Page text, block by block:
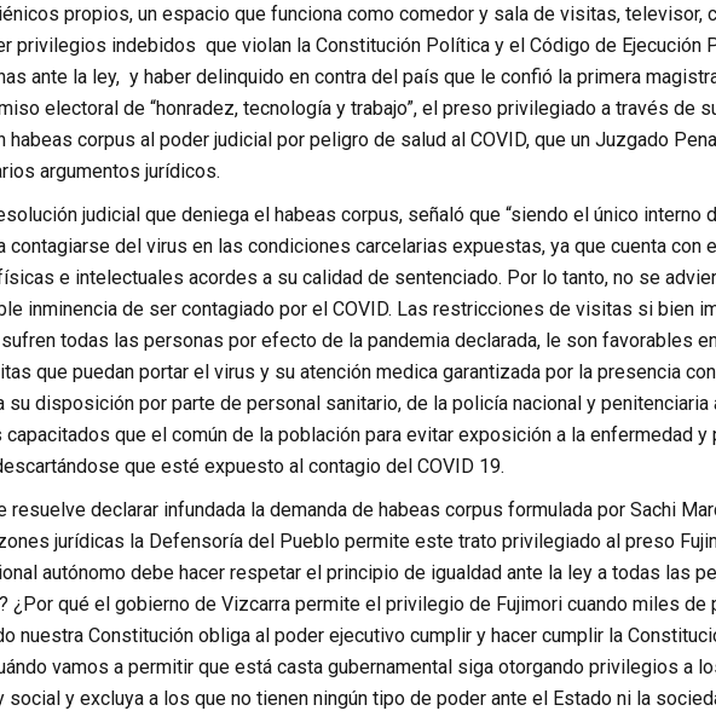
propios, un espacio que funciona como comedor y sala de visitas, televisor,
privilegios indebidos que violan la Constitución Política y el Código de Ejecución
ante la ley, y haber delinquido en contra del país que le confió la primera
electoral de “honradez, tecnología y trabajo”, el preso privilegiado a través de
habeas corpus al poder judicial por peligro de salud al COVID, que un Juzgado
argumentos jurídicos.
judicial que deniega el habeas corpus, señaló que “siendo el único interno
contagiarse del virus en las condiciones carcelarias expuestas, ya que cuenta con
e intelectuales acordes a su calidad de sentenciado. Por lo tanto, no se
inminencia de ser contagiado por el COVID. Las restricciones de visitas si bien
todas las personas por efecto de la pandemia declarada, le son favorables
que puedan portar el virus y su atención medica garantizada por la presencia
su disposición por parte de personal sanitario, de la policía nacional y penitenciaria
que el común de la población para evitar exposición a la enfermedad y
que esté expuesto al contagio del COVID 19.
declarar infundada la demanda de habeas corpus formulada por Sachi
jurídicas la Defensoría del Pueblo permite este trato privilegiado al preso
autónomo debe hacer respetar el principio de igualdad ante la ley a todas las
¿Por qué el gobierno de Vizcarra permite el privilegio de Fujimori cuando miles de
nuestra Constitución obliga al poder ejecutivo cumplir y hacer cumplir la
vamos a permitir que está casta gubernamental siga otorgando privilegios a
y excluya a los que no tienen ningún tipo de poder ante el Estado ni la